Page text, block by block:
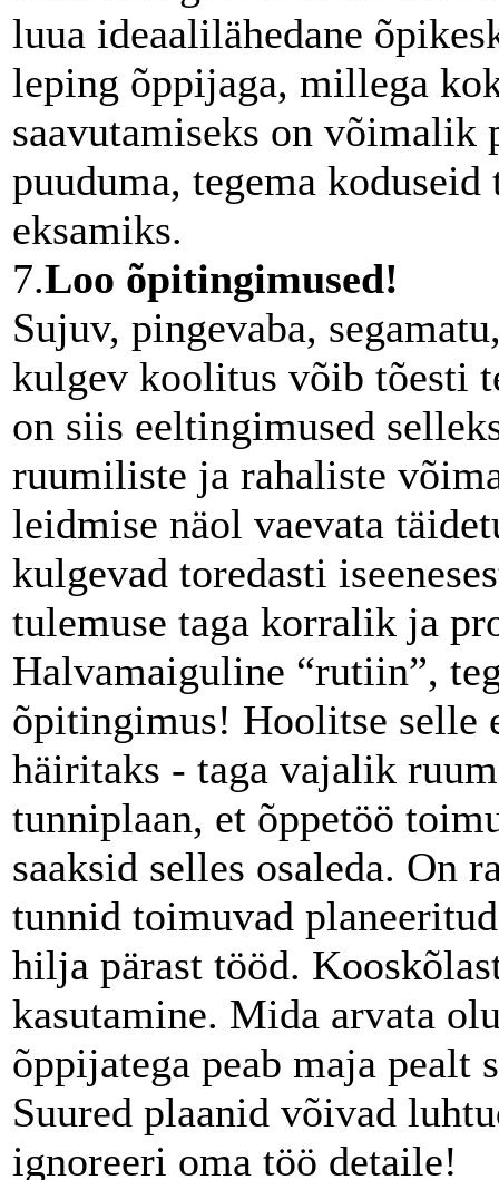
luua ideaalilähedane
leping õppijaga, millega
saavutamiseks on võimalik
puuduma, tegema
eksamiks.
7.Loo õpitingimused!
Sujuv, pingevaba,
kulgev koolitus võib tõesti
on siis eeltingimused
ruumiliste ja rahaliste
leidmise näol vaevata
kulgevad toredasti
tulemuse taga korralik ja
Halvamaiguline “rutiin”,
õpitingimus! Hoolitse selle
häiritaks - taga vajalik
tunniplaan, et õppetöö
saaksid selles osaleda. On
tunnid toimuvad
hilja pärast tööd.
kasutamine. Mida arvata
õppijatega peab maja pealt
Suured plaanid võivad
ignoreeri oma töö detaile!